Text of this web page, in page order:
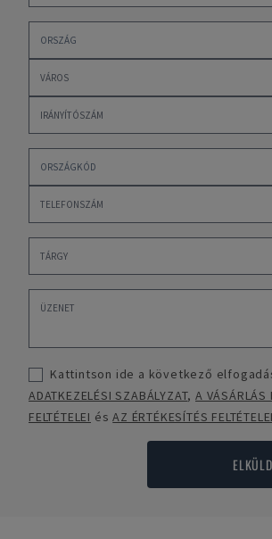
Kattintson ide a következő
ADATKEZELÉSI SZABÁLYZAT,A VÁSÁRLÁS
FELTÉTELEI ésAZ ÉRTÉKESÍTÉS FELTÉTELEI